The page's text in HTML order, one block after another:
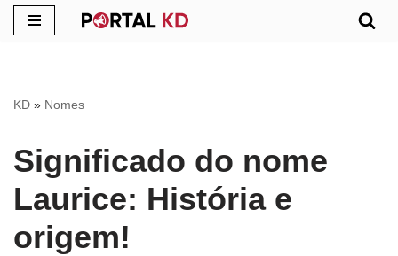
conteúdo
KD » Nomes
Significado do nome
Laurice: História e
origem!